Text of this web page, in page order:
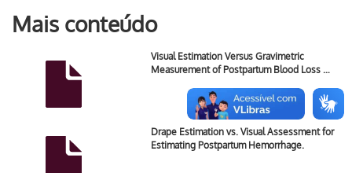
Mais conteúdo
Visual Estimation Versus Gravimetric
Measurement of Postpartum Blood Loss …
Drape Estimation vs. Visual Assessment for
Estimating Postpartum Hemorrhage.